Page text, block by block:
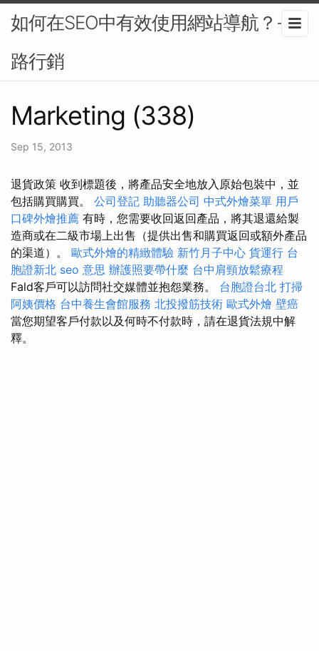
如何在SEO中有效使用網站導航？-網
路行銷
Marketing (338)
Sep 15, 2013
退貨政策 收到標題後，將產品安全地放入原始包裝中，並
包括購買購買。 公司登記 助聽器公司 中式外燴菜單 用戶
口碑外燴推薦 有時，您需要收回返回產品，將其退還給製
造商或在二級市場上出售（提供出售和購買返回或額外產品
的渠道）。 歐式外燴的精緻體驗 新竹月子中心 貨運行 台
胞證新北 seo 意思 辦護照要帶什麼 台中肩頸放鬆療程
Fald客戶可以訪問社交媒體並抱怨業務。 台胞證台北 打掃
阿姨價格 台中養生會館服務 北投撥筋技術 歐式外燴 壁癌
當您期望客戶付款以及何時不付款時，請在退貨法規中解
釋。